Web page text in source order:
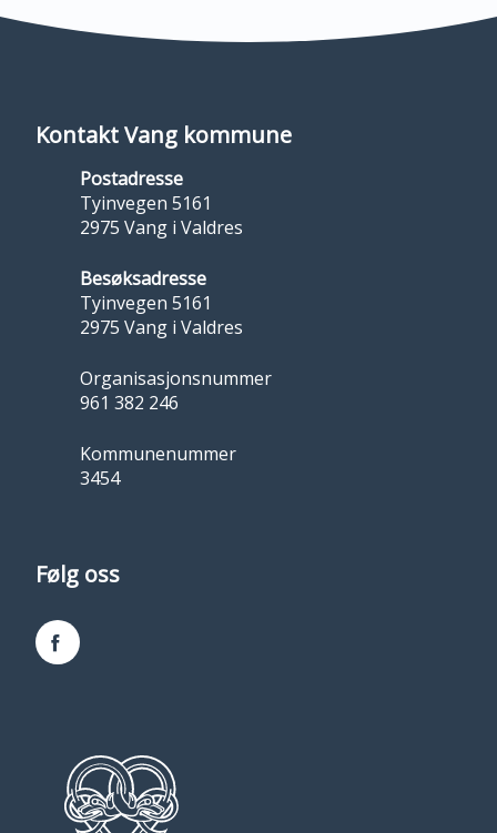
Kontakt Vang kommune
Postadresse
Tyinvegen 5161
2975 Vang i Valdres
Besøksadresse
Tyinvegen 5161
2975 Vang i Valdres
Organisasjonsnummer
961 382 246
Kommunenummer
3454
Følg oss
Facebook